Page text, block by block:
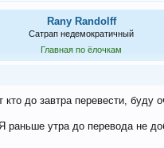
Rany Randolff
Сатрап недемократичный
Главная по ёлочкам
до завтра перевести, буду
Я раньше утра до перевода не